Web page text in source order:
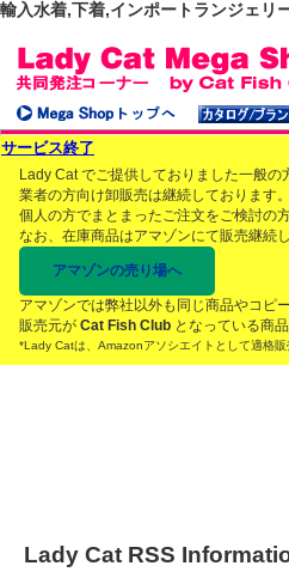
輸入水着,下着,インポートランジェ
サービス終了
Lady Cat でご提供しておりました一般
業者の方向け卸販売は継続しております
個人の方でまとまったご注文をご検討の
なお、在庫商品はアマゾンにて販売継続
アマゾンの売り場へ
アマゾンでは弊社以外も同じ商品やコピ
販売元が Cat Fish Club となっている商
*Lady Catは、Amazonアソシエイトとして適格販
Lady Cat RSS